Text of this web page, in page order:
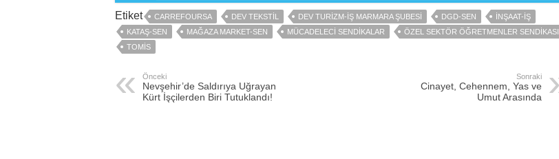
Etiket CARREFOURSA DEV TEKSTIL DEV TURIZM-İŞ MARMARA ŞUBESI DGD-SEN
İNŞAAT-İŞ
KATAŞ-SEN
MAĞAZA MARKET-SEN MÜCADELECI SENDIKALAR
ÖZEL SEKTÖR ÖĞRETMENLER SENDIKASI
TOMİS
Önceki
Nevşehir’de Saldırıya Uğrayan
Kürt İşçilerden Biri Tutuklandı!
Sonraki
Cinayet, Cehennem, Yas ve
Umut Arasında